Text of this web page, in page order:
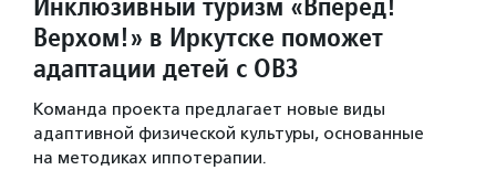
Верхом!» в Иркутске поможет
адаптации детей с ОВЗ
Команда проекта предлагает новые виды
адаптивной физической культуры, основанные
на методиках иппотерапии.